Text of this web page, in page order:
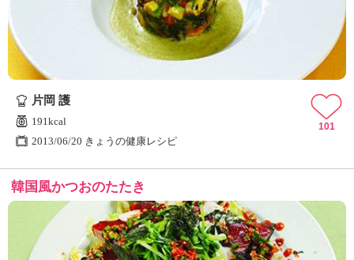
片岡 護
191kcal
2013/06/20 きょうの健康レシピ
101
韓国風かつおのたたき